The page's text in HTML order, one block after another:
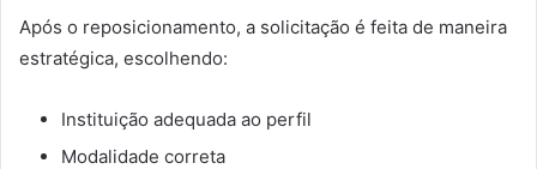
Após o reposicionamento, a solicitação é feita de maneira
estratégica, escolhendo:
Instituição adequada ao perfil
Modalidade correta